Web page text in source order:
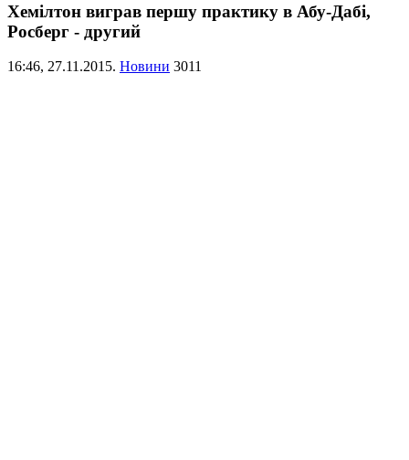
Хемілтон виграв першу практику в Абу-Дабі,
Росберг - другий
16:46, 27.11.2015. Новини 3011